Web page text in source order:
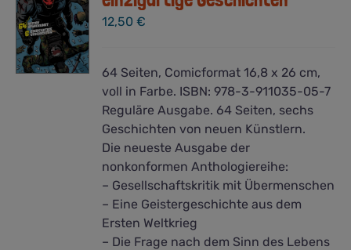
12,50€
64 Seiten, Comicformat 16,8 x 26 cm,
voll in Farbe. ISBN: 978-3-911035-05-7
Reguläre Ausgabe. 64 Seiten, sechs
Geschichten von neuen Künstlern.
Die neueste Ausgabe der
nonkonformen Anthologiereihe:
– Gesellschaftskritik mit Übermenschen
– Eine Geistergeschichte aus dem
Ersten Weltkrieg
– Die Frage nach dem Sinn des Lebens